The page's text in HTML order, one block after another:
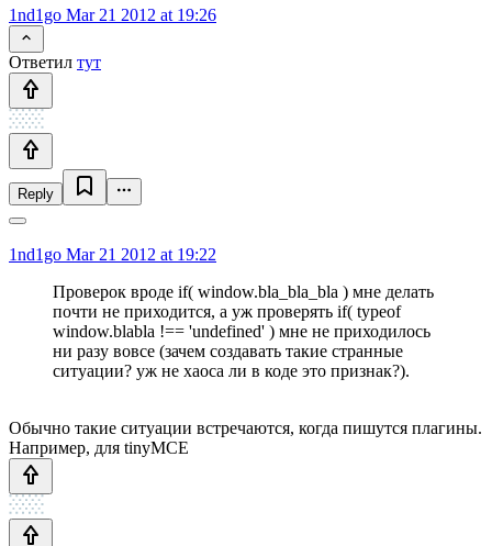
1nd1go Mar 21 2012 at 19:26
Ответил тут
Reply
1nd1go Mar 21 2012 at 19:22
Проверок вроде if( window.bla_bla_bla ) мне делать
почти не приходится, а уж проверять if( typeof
window.blabla !== 'undefined' ) мне не приходилось
ни разу вовсе (зачем создавать такие странные
ситуации? уж не хаоса ли в коде это признак?).
Обычно такие ситуации встречаются, когда пишутся плагины.
Например, для tinyMCE